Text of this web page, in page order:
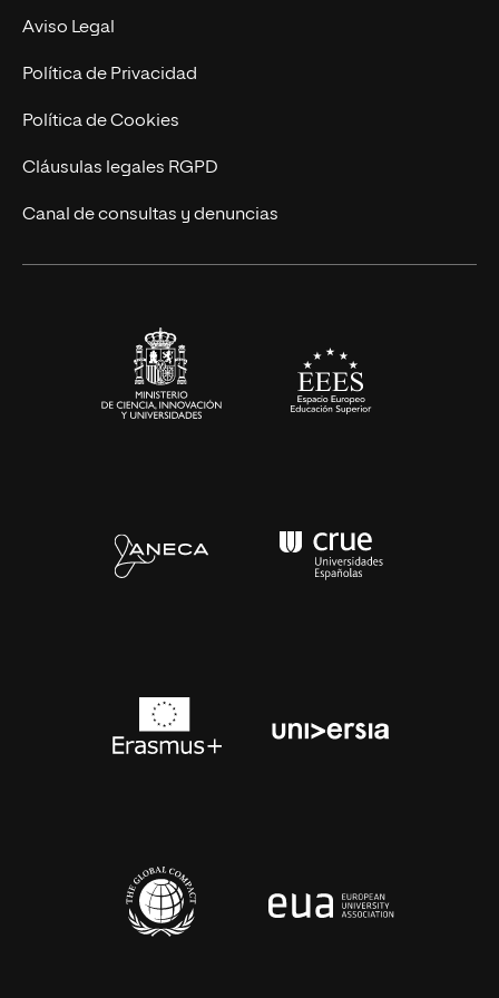
Experto Universitario
Postgrados
Cursos Universitarios
Nuestro Equipo
Trabaja en UNIR
Actualidad
UNIR Revista
Eventos
Aviso Legal
Política de Privacidad
Política de Cookies
Cláusulas legales RGPD
Canal de consultas y denuncias